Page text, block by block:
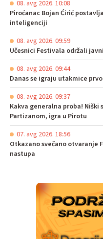
08. avg 2026. 10:08
Piroćanac Bojan Ćirić
inteligenciji
08. avg 2026. 09:59
Učesnici Festivala održali
08. avg 2026. 09:44
Danas se igraju utakmice
08. avg 2026. 09:37
Kakva generalna proba!
Partizanom, igra u Pirotu
07. avg 2026. 18:56
Otkazano svečano otvaranje
nastupa